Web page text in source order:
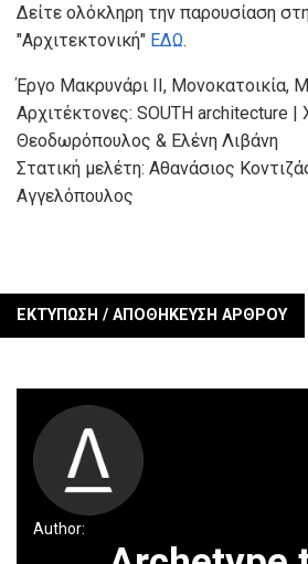
Δείτε ολόκληρη την παρουσίαση
"Αρχιτεκτονική" ΕΔΩ.
Έργο Μακρυνάρι ΙΙ, Μονοκατοικία,
Αρχιτέκτονες: SOUTH architecture
Θεοδωρόπουλος & Ελένη Λιβάνη
Στατική μελέτη: Αθανάσιος
Αγγελόπουλος
ΕΚΤΥΠΩΣΗ / ΑΠΟΘΗΚΕΥΣΗ ΑΡΘΡΟΥ
Author: